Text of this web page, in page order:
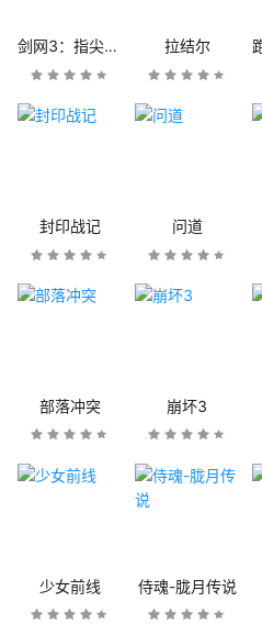
剑网3：指尖江湖 拉结尔
封印战记 问道
部落冲突 崩坏3
少女前线 侍魂-胧月传说